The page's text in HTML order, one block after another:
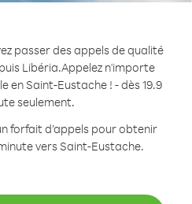
passer des appels de qualité
Libéria.Appelez n'importe
en Saint-Eustache ! - dès 19.9
seulement.
forfait d’appels pour obtenir
vers Saint-Eustache.